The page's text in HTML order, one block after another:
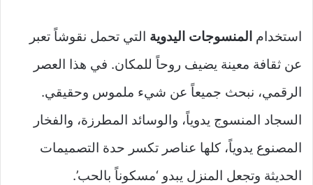
استخدام المنسوجات اليدوية التي تحمل نقوشاً تعبر
عن ثقافة معينة يضيف روحاً للمكان. في هذا العصر
الرقمي، نبحث جميعاً عن شيء ملموس وحقيقي.
السجاد المنسوج يدوياً، والوسائد المطرزة، والفخار
المصنوع يدوياً، كلها عناصر تكسر حدة التصميمات
الحديثة وتجعل المنزل يبدو ‘مسكوناً بالحب’.